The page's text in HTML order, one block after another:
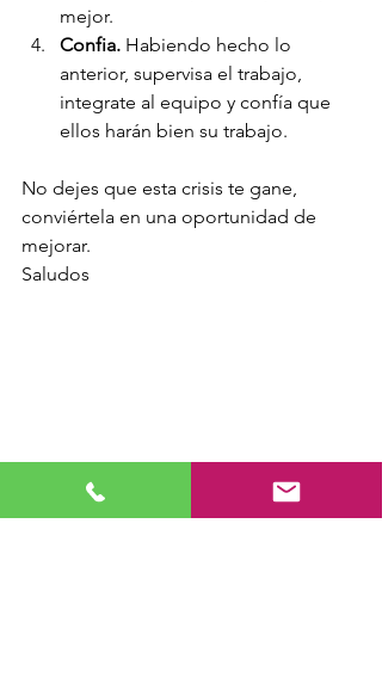
mejor.
Confia. Habiendo hecho lo
anterior, supervisa el trabajo,
integrate al equipo y confía que
ellos harán bien su trabajo.
No dejes que esta crisis te gane,
conviértela en una oportunidad de
mejorar.
Saludos